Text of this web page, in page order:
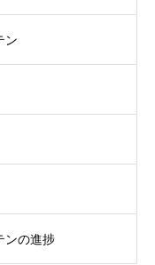
ン
ンの進捗